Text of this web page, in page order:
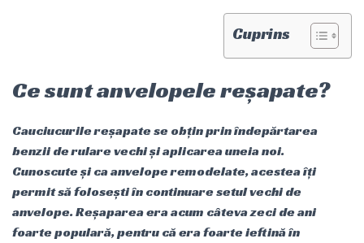
Cuprins
Ce sunt anvelopele reșapate?
Cauciucurile reșapate se obțin prin îndepărtarea
benzii de rulare vechi și aplicarea uneia noi.
Cunoscute și ca anvelope remodelate, acestea îți
permit să folosești în continuare setul vechi de
anvelope. Reșaparea era acum câteva zeci de ani
foarte populară, pentru că era foarte ieftină în